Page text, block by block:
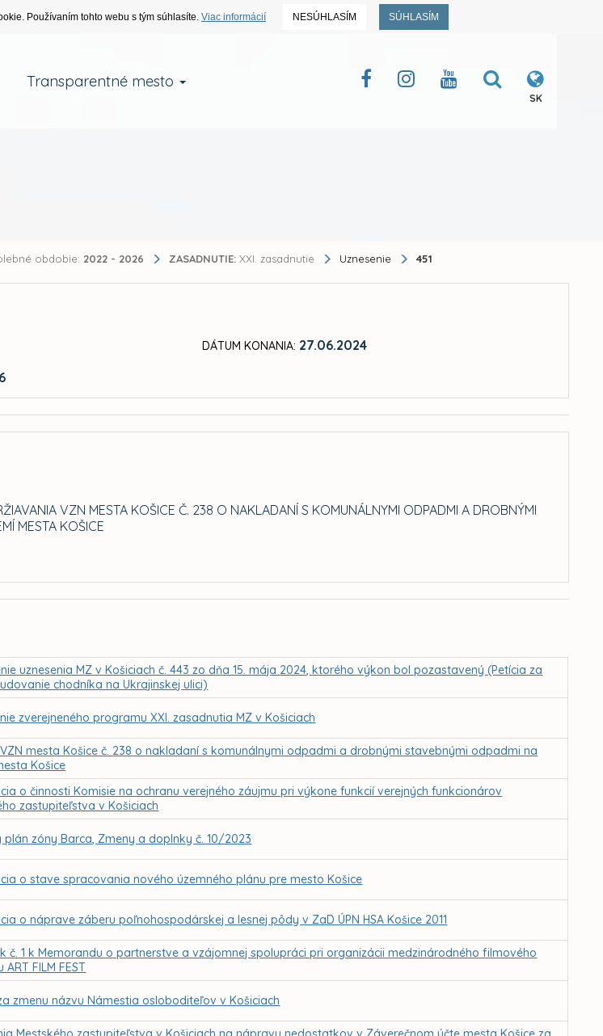
Používaním tohto webu s tým súhlasíte. Viac informácií NESÚHLASÍM SÚHLASÍM
Transparentné mesto
SK
obdobie: 2022 - 2026 ZASADNUTIE: XXI. zasadnutie Uznesenie 451
DÁTUM KONANIA: 27.06.2024
VZN MESTA KOŠICE Č. 238 O NAKLADANÍ S KOMUNÁLNYMI ODPADMI A DROBNÝMI
MESTA KOŠICE
uznesenia MZ v Košiciach č. 443 zo dňa 15. mája 2024, ktorého výkon bol pozastavený (Petícia za
chodníka na Ukrajinskej ulici)
zverejneného programu XXI. zasadnutia MZ v Košiciach
mesta Košice č. 238 o nakladaní s komunálnymi odpadmi a drobnými stavebnými odpadmi na
Košice
o činnosti Komisie na ochranu verejného záujmu pri výkone funkcií verejných funkcionárov
zastupiteľstva v Košiciach
plán zóny Barca, Zmeny a doplnky č. 10/2023
o stave spracovania nového územného plánu pre mesto Košice
o náprave záberu poľnohospodárskej a lesnej pôdy v ZaD ÚPN HSA Košice 2011
č. 1 k Memorandu o partnerstve a vzájomnej spolupráci pri organizácii medzinárodného filmového
FILM FEST
zmenu názvu Námestia osloboditeľov v Košiciach